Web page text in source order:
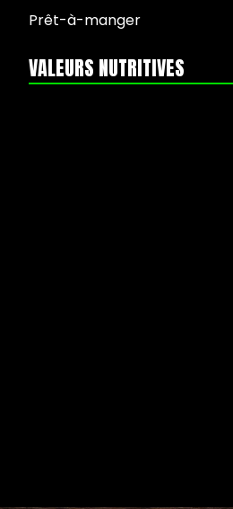
Prêt-à-manger
VALEURS NUTRITIVES